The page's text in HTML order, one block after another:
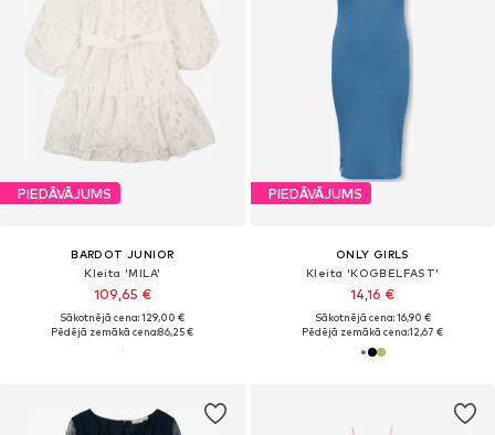
PIEDĀVĀJUMS
BARDOT JUNIOR
Kleita 'MILA'
109,65 €
Sākotnējā cena: 129,00 €
Pēdējā zemākā cena:86,25 €
PIEDĀVĀJUMS
ONLY GIRLS
Kleita 'KOGBELFAST'
14,16 €
Sākotnējā cena: 16,90 €
Pēdējā zemākā cena:12,67 €